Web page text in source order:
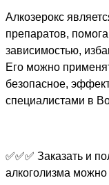
Алкозерокс
препаратов,
зависимостью,
Его можно
безопасное,
специалистами в
✅✅✅ Заказать и
алкоголизма